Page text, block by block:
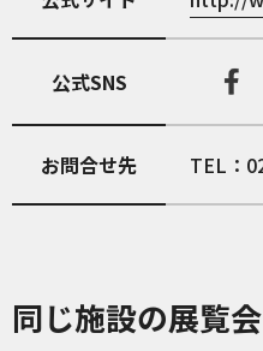
公式SNS
お問合せ先 TEL：
同じ施設の展覧会